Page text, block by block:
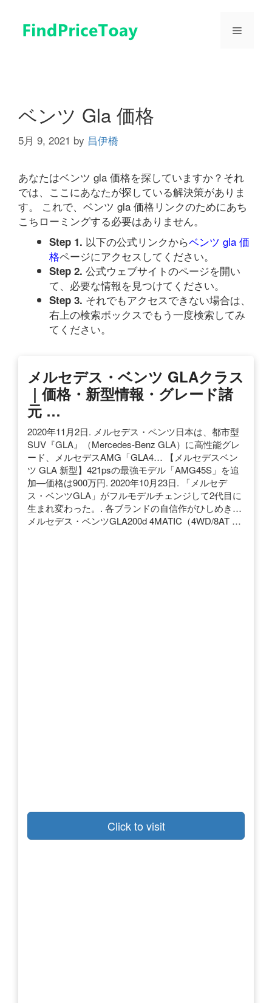
メ
ベンツ Gla 価格
5月 9, 2021 by 昌伊橋
あなたはベンツ gla 価格を探していますか？それ
では、ここにあなたが探している解決策がありま
す。 これで、ベンツ gla 価格リンクのためにあち
こちローミングする必要はありません。
Step 1. 以下の公式リンクからベンツ gla 価
格ページにアクセスしてください。
Step 2. 公式ウェブサイトのページを開い
て、必要な情報を見つけてください。
Step 3. それでもアクセスできない場合は、
右上の検索ボックスでもう一度検索してみ
てください。
メルセデス・ベンツ GLAクラス
｜価格・新型情報・グレード諸
元 …
2020年11月2日. メルセデス・ベンツ日本は、都市型
SUV『GLA』（Mercedes-Benz GLA）に高性能グレ
ード、メルセデスAMG「GLA4… 【メルセデスベン
ツ GLA 新型】421psの最強モデル「AMG45S」を追
加—価格は900万円. 2020年10月23日. 「メルセデ
ス・ベンツGLA」がフルモデルチェンジして2代目に
生まれ変わった。. 各ブランドの自信作がひしめき…
メルセデス・ベンツGLA200d 4MATIC（4WD/8AT …
Click to visit